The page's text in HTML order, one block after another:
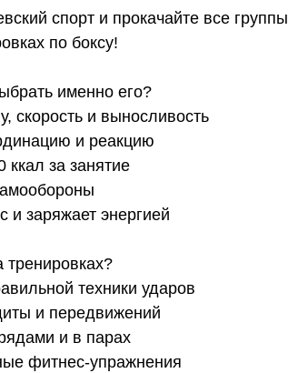
спорт и прокачайте все группы
по боксу!
именно его?
скорость и выносливость
и реакцию
ккал за занятие
и заряжает энергией
тренировках?
техники ударов
и передвижений
и в парах
фитнес-упражнения